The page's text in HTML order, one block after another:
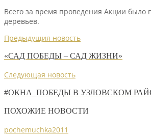
Всего за время проведения Акции было
деревьев.
Предыдущия новость
«САД ПОБЕДЫ – САД ЖИЗНИ»
Следующая новость
#ОКНА_ПОБЕДЫ В УЗЛОВСКОМ
ПОХОЖИЕ НОВОСТИ
pochemuchka2011